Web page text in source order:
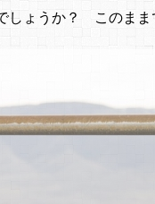
ょうか？ このまま